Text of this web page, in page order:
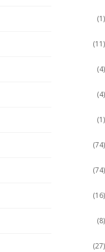
(1)
(11)
(4)
(4)
(1)
(74)
(74)
(16)
(8)
(27)